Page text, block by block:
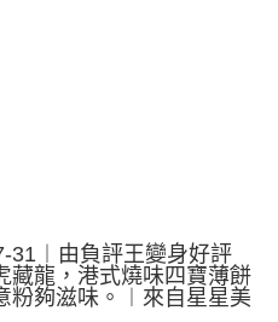
31︱由負評王變身好評
藏龍，港式燒味四寶薄餅
粉夠滋味。︱來自星星美